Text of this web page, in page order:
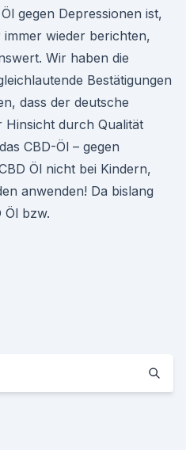
gegen Depressionen ist,
wieder berichten,
Wir haben die
Bestätigungen
dass der deutsche
Hinsicht durch Qualität
CBD-Öl – gegen
Öl nicht bei Kindern,
anwenden! Da bislang
Öl bzw.